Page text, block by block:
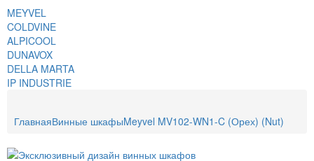
MEYVEL
COLDVINE
ALPICOOL
DUNAVOX
DELLA MARTA
IP INDUSTRIE
ГлавнаяВинные шкафыMeyvel MV102-WN1-C (Орех) (Nut)